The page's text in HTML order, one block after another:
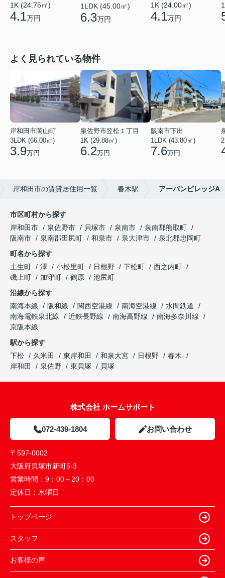
1K (24.75㎡)
4.1万円
1LDK (45.00㎡)
6.3万円
1K (24.00㎡)
4.1万円
よく見られている物件
岸和田市岡山町
3LDK (66.00㎡)
3.9万円
泉佐野市笠松１丁目
1K (29.88㎡)
6.2万円
阪南市下出
1LDK (43.80㎡)
7.6万円
岸和田市の賃貸居住用一覧 春木駅 アーバンビレッジA
市区町村から探す
岸和田市
泉佐野市 貝塚市 泉南市
泉南郡熊取町
阪南市
泉南郡田尻町 和泉市 泉大津市
泉北郡忠岡町
町名から探す
土生町
澤 小松里町 日根野 下松町
西之内町
磯上町
加守町 鶴原
池尻町
沿線から探す
南海本線
阪和線 関西空港線 南海空港線
水間鉄道
南海電鉄泉北線
近鉄長野線 南海高野線
南海多奈川線
京阪本線
駅から探す
下松
久米田 東岸和田 和泉大宮 日根野
春木
岸和田
泉佐野 東貝塚 貝塚
株式会社 ホームサポート
072-439-1804 お問い合わせ
〒597-0002
大阪府貝塚市新町5-3
営業時間： 9：00～20：00
定休日： 水曜日
トップページ
スタッフ
お客様の声